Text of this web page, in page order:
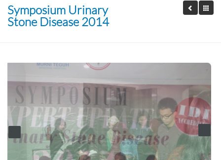
Symposium Urinary
Stone Disease 2014